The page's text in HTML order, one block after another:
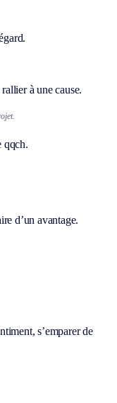
à une cause.
qqch.
d’un avantage.
s’emparer de